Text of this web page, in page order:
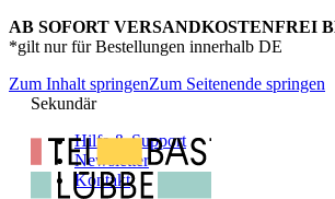
AB SOFORT VERSANDKOSTENFREI
*gilt nur für Bestellungen innerhalb DE
Zum Inhalt springenZum Seitenende springen
Sekundär
Hilfe & Support
Newsletter
Kontakt